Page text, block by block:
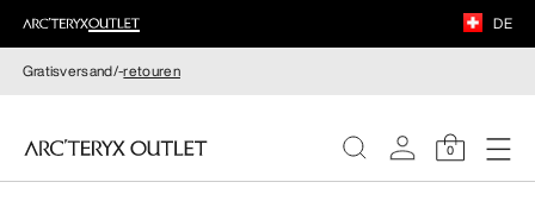
DE
Gratisversand/-retouren
0